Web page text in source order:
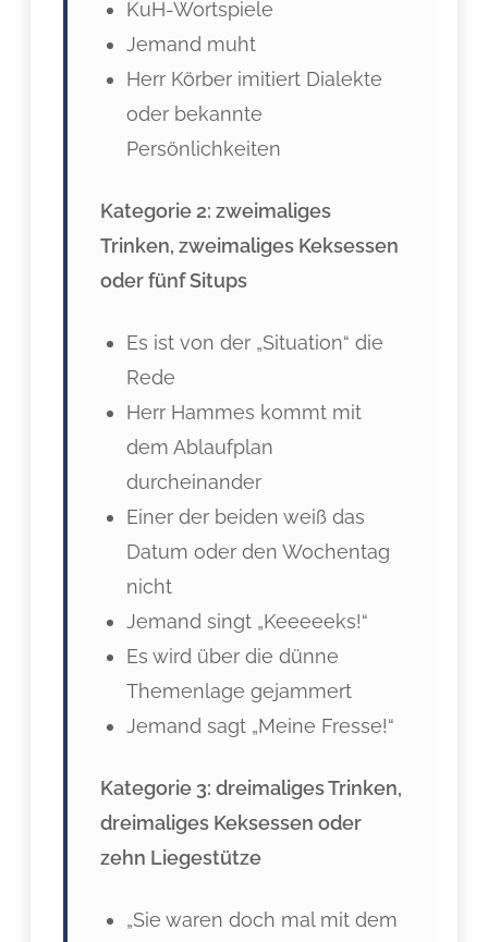
KuH-Wortspiele
Jemand muht
Herr Körber imitiert Dialekte
oder bekannte
Persönlichkeiten
Kategorie 2: zweimaliges
Trinken, zweimaliges Keksessen
oder fünf Situps
Es ist von der „Situation“ die
Rede
Herr Hammes kommt mit
dem Ablaufplan
durcheinander
Einer der beiden weiß das
Datum oder den Wochentag
nicht
Jemand singt „Keeeeeks!“
Es wird über die dünne
Themenlage gejammert
Jemand sagt „Meine Fresse!“
Kategorie 3: dreimaliges Trinken,
dreimaliges Keksessen oder
zehn Liegestütze
„Sie waren doch mal mit dem